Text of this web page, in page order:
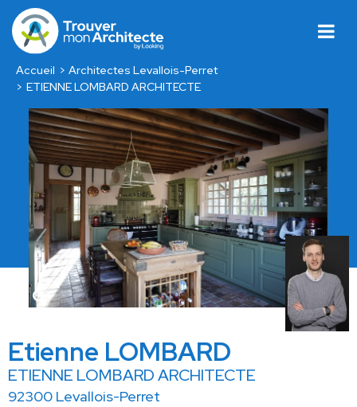
Accueil
Architectes Levallois-Perret
ETIENNE LOMBARD ARCHITECTE
Etienne LOMBARD
ETIENNE LOMBARD ARCHITECTE
92300 Levallois-Perret